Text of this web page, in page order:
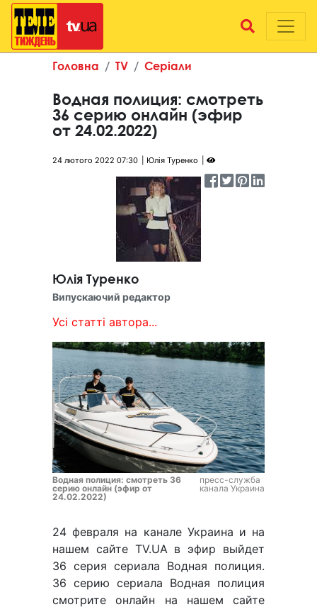
Головна TV Серіали
Водная полиция: смотреть
36 серию онлайн (эфир
от 24.02.2022)
24 лютого 2022 07:30 Юлія Туренко
Юлія Туренко
Випускаючий редактор
Усі статті автора...
Водная полиция: смотреть 36
серию онлайн (эфир от
24.02.2022)
пресс-служба
канала Украина
24 февраля на канале Украина и на
нашем сайте TV.UA в эфир выйдет
36 серия сериала Водная полиция.
36 серию сериала Водная полиция
смотрите онлайн на нашем сайте